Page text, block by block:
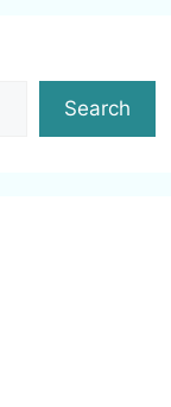
Search